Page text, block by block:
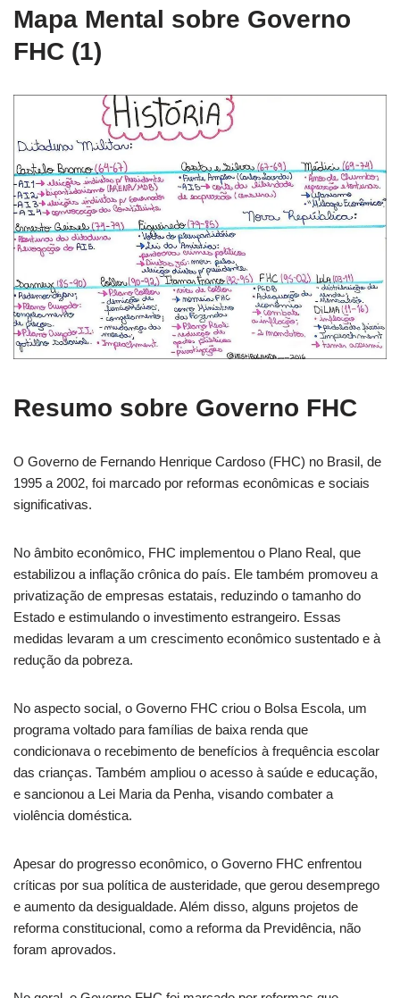
Mapa Mental sobre Governo
FHC (1)
Resumo sobre Governo FHC
O Governo de Fernando Henrique Cardoso (FHC) no Brasil, de
1995 a 2002, foi marcado por reformas econômicas e sociais
significativas.
No âmbito econômico, FHC implementou o Plano Real, que
estabilizou a inflação crônica do país. Ele também promoveu a
privatização de empresas estatais, reduzindo o tamanho do
Estado e estimulando o investimento estrangeiro. Essas
medidas levaram a um crescimento econômico sustentado e à
redução da pobreza.
No aspecto social, o Governo FHC criou o Bolsa Escola, um
programa voltado para famílias de baixa renda que
condicionava o recebimento de benefícios à frequência escolar
das crianças. Também ampliou o acesso à saúde e educação,
e sancionou a Lei Maria da Penha, visando combater a
violência doméstica.
Apesar do progresso econômico, o Governo FHC enfrentou
críticas por sua política de austeridade, que gerou desemprego
e aumento da desigualdade. Além disso, alguns projetos de
reforma constitucional, como a reforma da Previdência, não
foram aprovados.